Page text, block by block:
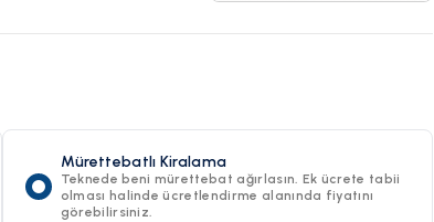
Mürettebatlı Kiralama
Teknede beni mürettebat ağırlasın. Ek ücrete tabii
olması halinde ücretlendirme alanında fiyatını
görebilirsiniz.